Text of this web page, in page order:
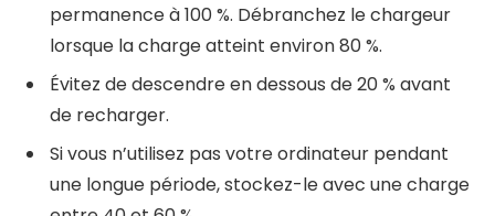
permanence à 100 %. Débranchez le chargeur
lorsque la charge atteint environ 80 %.
Évitez de descendre en dessous de 20 % avant
de recharger.
Si vous n’utilisez pas votre ordinateur pendant
une longue période, stockez-le avec une charge